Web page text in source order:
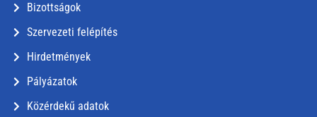
Bizottságok
Szervezeti felépítés
Hirdetmények
Pályázatok
Közérdekű adatok